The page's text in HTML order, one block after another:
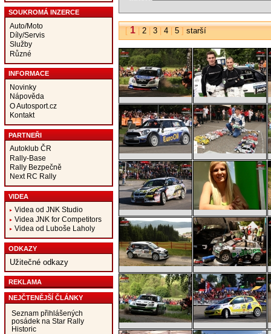
SOUKROMÁ INZERCE
Auto/Moto
Díly/Servis
Služby
Různé
INFORMACE
Novinky
Nápověda
O Autosport.cz
Kontakt
PARTNEŘI
Autoklub ČR
Rally-Base
Rally Bezpečně
Next RC Rally
VIDEA
Videa od JNK Studio
Videa JNK for Competitors
Videa od Luboše Laholy
ODKAZY
Užitečné odkazy
REKLAMA
NEJČTENĚJŠÍ ČLÁNKY
Seznam přihlášených
posádek na Star Rally
Historic
[ 1| 2| 3| 4| 5] starší